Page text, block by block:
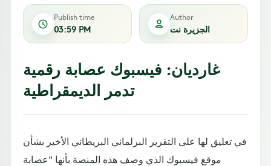
Publish time
03:59 PM
Author
الجزيرة نت
غارديان: فيسبوك عصابة رقمية
تدمر الديمقراطية
في تعليق لها على التقرير البرلماني البريطاني الأخير بشأن
موقع فيسبوك الذي وصف هذه المنصة بأنها "عصابة